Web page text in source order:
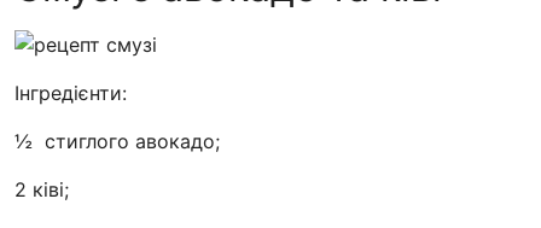
Інгредієнти:
½ стиглого авокадо;
2 ківі;